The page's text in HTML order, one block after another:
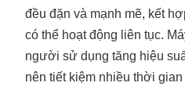
đều đặn và mạnh mẽ, kết
có thể hoạt động liên tục.
người sử dụng tăng hiệu
nên tiết kiệm nhiều thời